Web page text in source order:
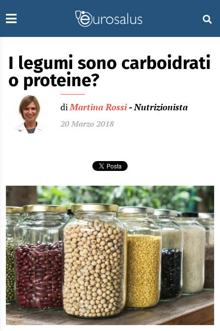
I legumi sono carboidrati
o proteine?
diMartina Rossi - Nutrizionista
20 Marzo 2018